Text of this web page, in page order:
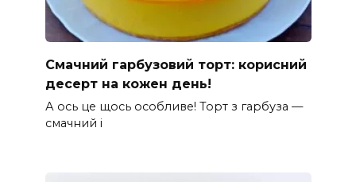
Смачний гарбузовий торт: корисний
десерт на кожен день!
А ось це щось особливе! Торт з гарбуза —
смачний і